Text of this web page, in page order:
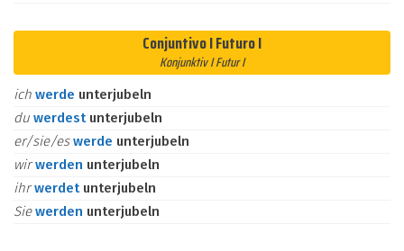
Conjuntivo I Futuro I
Konjunktiv I Futur I
ich werde unterjubeln
du werdest unterjubeln
er/sie/eswerde unterjubeln
wirwerden unterjubeln
ihrwerdet unterjubeln
Siewerden unterjubeln